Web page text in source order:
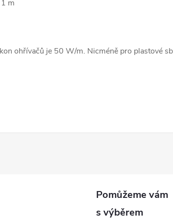
m
ohřívačů je 50 W/m. Nicméně pro plastové